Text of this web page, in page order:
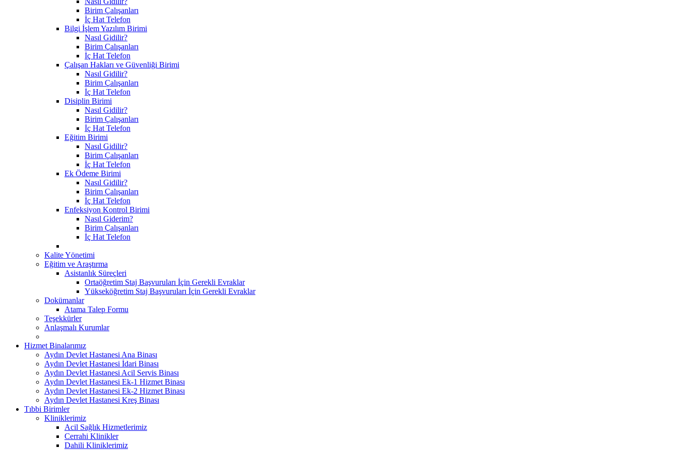
Birim Çalışanları
İç Hat Telefon
Bilgi İşlem Yazılım Birimi
Nasıl Gidilir?
Birim Çalışanları
İç Hat Telefon
Çalışan Hakları ve Güvenliği Birimi
Nasıl Gidilir?
Birim Çalışanları
İç Hat Telefon
Disiplin Birimi
Nasıl Gidilir?
Birim Çalışanları
İç Hat Telefon
Eğitim Birimi
Nasıl Gidilir?
Birim Çalışanları
İç Hat Telefon
Ek Ödeme Birimi
Nasıl Gidilir?
Birim Çalışanları
İç Hat Telefon
Enfeksiyon Kontrol Birimi
Nasıl Giderim?
Birim Çalışanları
İç Hat Telefon
Kalite Yönetimi
Eğitim ve Araştırma
Asistanlık Süreçleri
Ortaöğretim Staj Başvuruları İçin Gerekli Evraklar
Yükseköğretim Staj Başvuruları İçin Gerekli Evraklar
Dokümanlar
Atama Talep Formu
Teşekkürler
Anlaşmalı Kurumlar
Hizmet Binalarımız
Aydın Devlet Hastanesi Ana Binası
Aydın Devlet Hastanesi İdari Binası
Aydın Devlet Hastanesi Acil Servis Binası
Aydın Devlet Hastanesi Ek-1 Hizmet Binası
Aydın Devlet Hastanesi Ek-2 Hizmet Binası
Aydın Devlet Hastanesi Kreş Binası
Tıbbi Birimler
Kliniklerimiz
Acil Sağlık Hizmetlerimiz
Cerrahi Klinikler
Dahili Kliniklerimiz